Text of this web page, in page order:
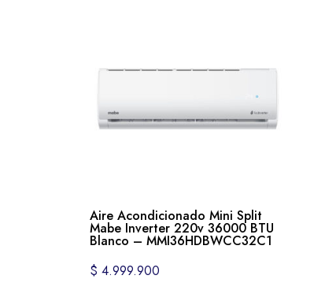
Aire Acondicionado Mini Split
Mabe Inverter 220v 36000 BTU
Blanco – MMI36HDBWCC32C1
$ 4.999.900